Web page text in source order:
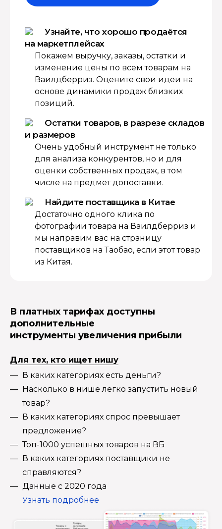
Узнайте, что хорошо продаётся
на маркетплейсах
Покажем выручку, заказы, остатки и
изменение цены по всем товарам на
Ваилдберриз. Оцените свои идеи на
основе динамики продаж близких
позиций.
Остатки товаров, в разрезе складов
и размеров
Очень удобный инструмент не только
для анализа конкурентов, но и для
оценки собственных продаж, в том
числе на предмет допоставки.
Найдите поставщика в Китае
Достаточно одного клика по
фотографии товара на Ваилдберриз и
мы направим вас на страницу
поставщиков на Таобао, если этот товар
из Китая.
В платных тарифах доступны
дополнительные
инструменты увеличения прибыли
Для тех, кто ищет нишу
В каких категориях есть деньги?
Насколько в нише легко запустить новый
товар?
В каких категориях спрос превышает
предложение?
Топ-1000 успешных товаров на ВБ
В каких категориях поставщики не
справляются?
Данные с 2020 года
Узнать подробнее